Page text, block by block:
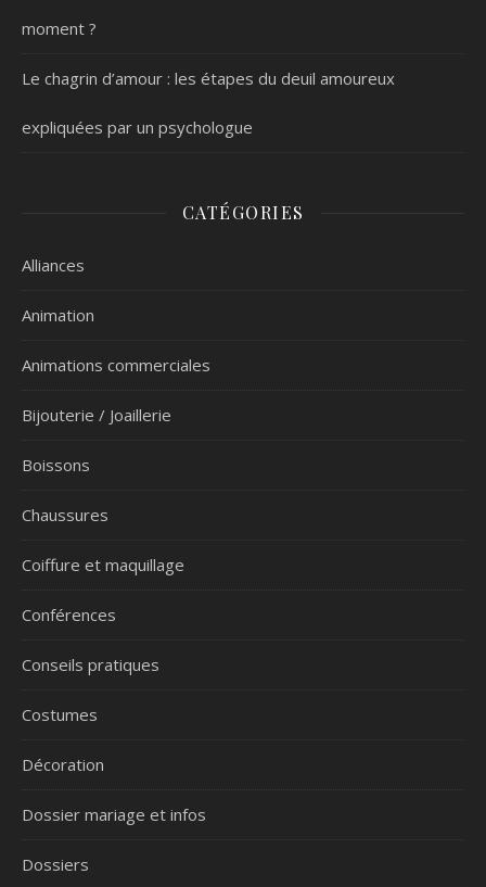
moment ?
Le chagrin d’amour : les étapes du deuil amoureux
expliquées par un psychologue
CATÉGORIES
Alliances
Animation
Animations commerciales
Bijouterie / Joaillerie
Boissons
Chaussures
Coiffure et maquillage
Conférences
Conseils pratiques
Costumes
Décoration
Dossier mariage et infos
Dossiers